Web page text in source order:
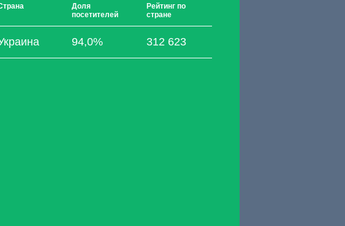
Доля
посетителей
Рейтинг по
стране
94,0% 312 623